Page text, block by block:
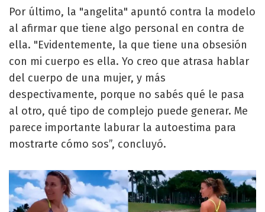
Por último, la "angelita" apuntó contra la modelo
al afirmar que tiene algo personal en contra de
ella. "Evidentemente, la que tiene una obsesión
con mi cuerpo es ella. Yo creo que atrasa hablar
del cuerpo de una mujer, y más
despectivamente, porque no sabés qué le pasa
al otro, qué tipo de complejo puede generar. Me
parece importante laburar la autoestima para
mostrarte cómo sos”, concluyó.